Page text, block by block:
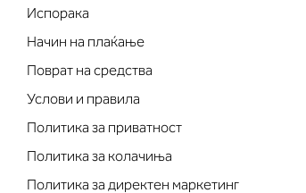
Испорака
Начин на плаќање
Поврат на средства
Услови и правила
Политика за приватност
Политика за колачиња
Политика за директен маркетинг